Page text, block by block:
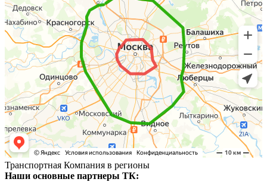
Транспортная Компания в регионы
Наши основные партнеры ТК: